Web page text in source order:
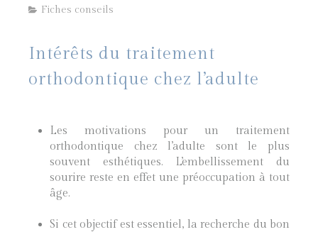
Fiches conseils
Intérêts du traitement
orthodontique chez l’adulte
Les motivations pour un traitement
orthodontique chez l’adulte sont le plus
souvent esthétiques. L’embellissement du
sourire reste en effet une préoccupation à tout
âge.
Si cet objectif est essentiel, la recherche du bon